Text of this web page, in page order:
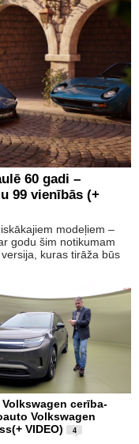
60 gadi –
99 vienībās (+
modeļiem –
godu šim notikumam
kuras tirāža būs
cerība-
Volkswagen
VIDEO)
4